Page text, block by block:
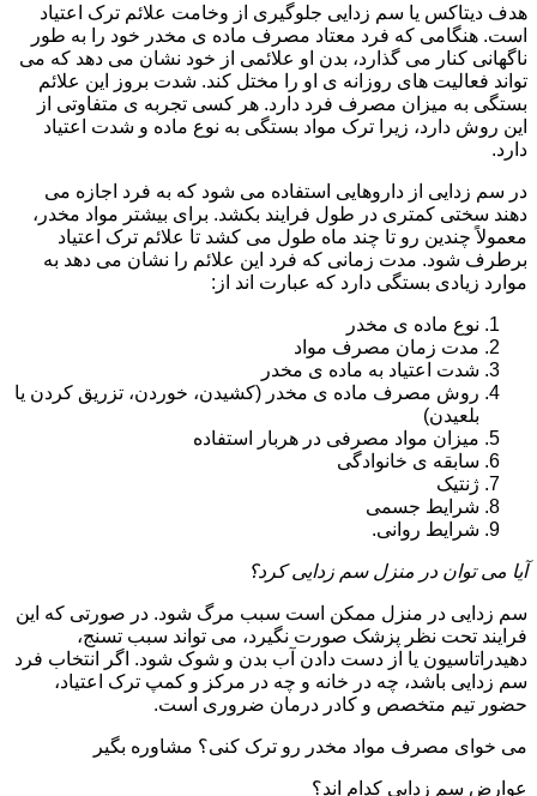
هدف دیتاکس یا سم زدایی جلوگیری از وخامت علائم ترک اعتیاد
است. هنگامی که فرد معتاد مصرف ماده ی مخدر خود را به طور
ناگهانی کنار می گذارد، بدن او علائمی از خود نشان می دهد که می
تواند فعالیت های روزانه ی او را مختل کند. شدت بروز این علائم
بستگی به میزان مصرف فرد دارد. هر کسی تجربه ی متفاوتی از
این روش دارد، زیرا ترک مواد بستگی به نوع ماده و شدت اعتیاد
دارد.
در سم زدایی از داروهایی استفاده می شود که به فرد اجازه می
دهند سختی کمتری در طول فرایند بکشد. برای بیشتر مواد مخدر،
معمولاً چندین رو تا چند ماه طول می کشد تا علائم ترک اعتیاد
برطرف شود. مدت زمانی که فرد این علائم را نشان می دهد به
موارد زیادی بستگی دارد که عبارت اند از:
نوع ماده ی مخدر
مدت زمان مصرف مواد
شدت اعتیاد به ماده ی مخدر
روش مصرف ماده ی مخدر (کشیدن، خوردن، تزریق کردن یا
بلعیدن)
میزان مواد مصرفی در هربار استفاده
سابقه ی خانوادگی
ژنتیک
شرایط جسمی
شرایط روانی.
آیا می توان در منزل سم زدایی کرد؟
سم زدایی در منزل ممکن است سبب مرگ شود. در صورتی که این
فرایند تحت نظر پزشک صورت نگیرد، می تواند سبب تسنج،
دهیدراتاسیون یا از دست دادن آب بدن و شوک شود. اگر انتخاب فرد
سم زدایی باشد، چه در خانه و چه در مرکز و کمپ ترک اعتیاد،
حضور تیم متخصص و کادر درمان ضروری است.
می خوای مصرف مواد مخدر رو ترک کنی؟ مشاوره بگیر
عوارض سم زدایی کدام اند؟